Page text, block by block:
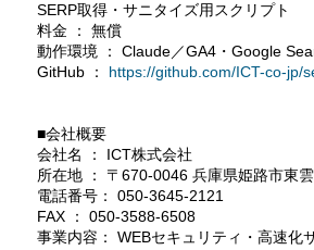
SERP取得・サニタイズ用スクリプト
料金 ： 無償
動作環境 ： Claude／GA4・Google
GitHub ： https://github.com/ICT-co-jp/
■会社概要
会社名 ： ICT株式会社
所在地 ： 〒670-0046 兵庫県姫路市東
電話番号： 050-3645-2121
FAX ： 050-3588-6508
事業内容： WEBセキュリティ・高速化